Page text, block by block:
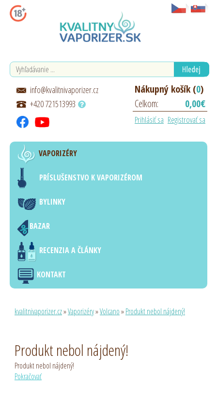
info@kvalitnivaporizer.cz
+420 721513993
Nákupný košík (0)
Celkom:
0,00€
Prihlásiť sa Registrovať sa
VAPORIZÉRY
PRÍSLUŠENSTVO K VAPORIZÉROM
BYLINKY
BAZAR
RECENZIA A ČLÁNKY
KONTAKT
kvalitnivaporizer.cz»Vaporizéry»Volcano»Produkt nebol nájdený!
Produkt nebol nájdený!
Produkt nebol nájdený!
Pokračovať